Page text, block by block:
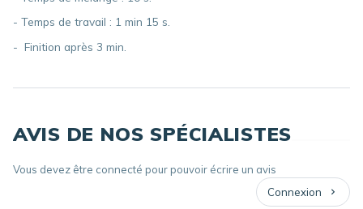
- Temps de travail : 1 min 15 s.
- Finition après 3 min.
AVIS DE NOS SPÉCIALISTES
Vous devez être connecté pour pouvoir écrire un avis
Connexion